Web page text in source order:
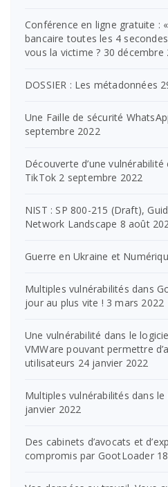
Conférence en ligne gratuite :
bancaire toutes les 4
vous la victime ? 30 décembre
DOSSIER : Les métadonnées
Une Faille de sécurité
septembre 2022
Découverte d’une vulnérabilité
TikTok 2 septembre 2022
NIST : SP 800-215 (Draft),
Network Landscape 8 août
Guerre en Ukraine et
Multiples vulnérabilités dans
jour au plus vite ! 3 mars 2022
Une vulnérabilité dans le
VMWare pouvant permettre
utilisateurs 24 janvier 2022
Multiples vulnérabilités dans le
janvier 2022
Des cabinets d’avocats et
compromis par GootLoader